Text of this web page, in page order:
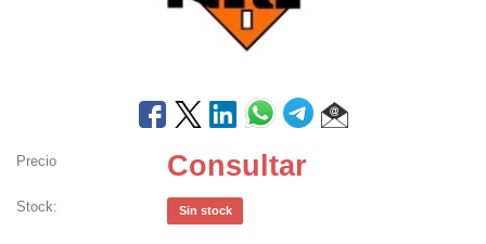
Precio Consultar
Stock: Sin stock